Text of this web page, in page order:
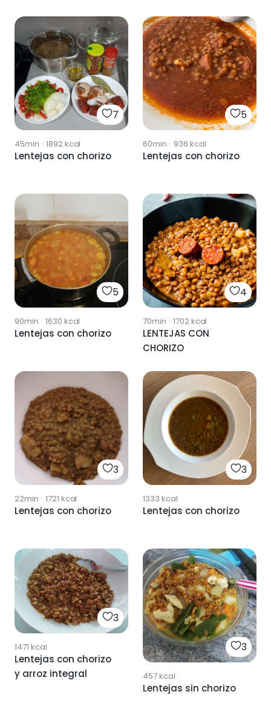
7
45min · 1892kcal
Lentejas con chorizo
5
60min · 936 kcal
Lentejas con chorizo
5
90min · 1630 kcal
Lentejas con chorizo
4
70min · 1702kcal
LENTEJAS CON
CHORIZO
3
22min · 1721 kcal
Lentejas con chorizo
3
1333 kcal
Lentejas con chorizo
3
1471 kcal
Lentejas con chorizo
y arroz integral
3
457kcal
Lentejas sin chorizo